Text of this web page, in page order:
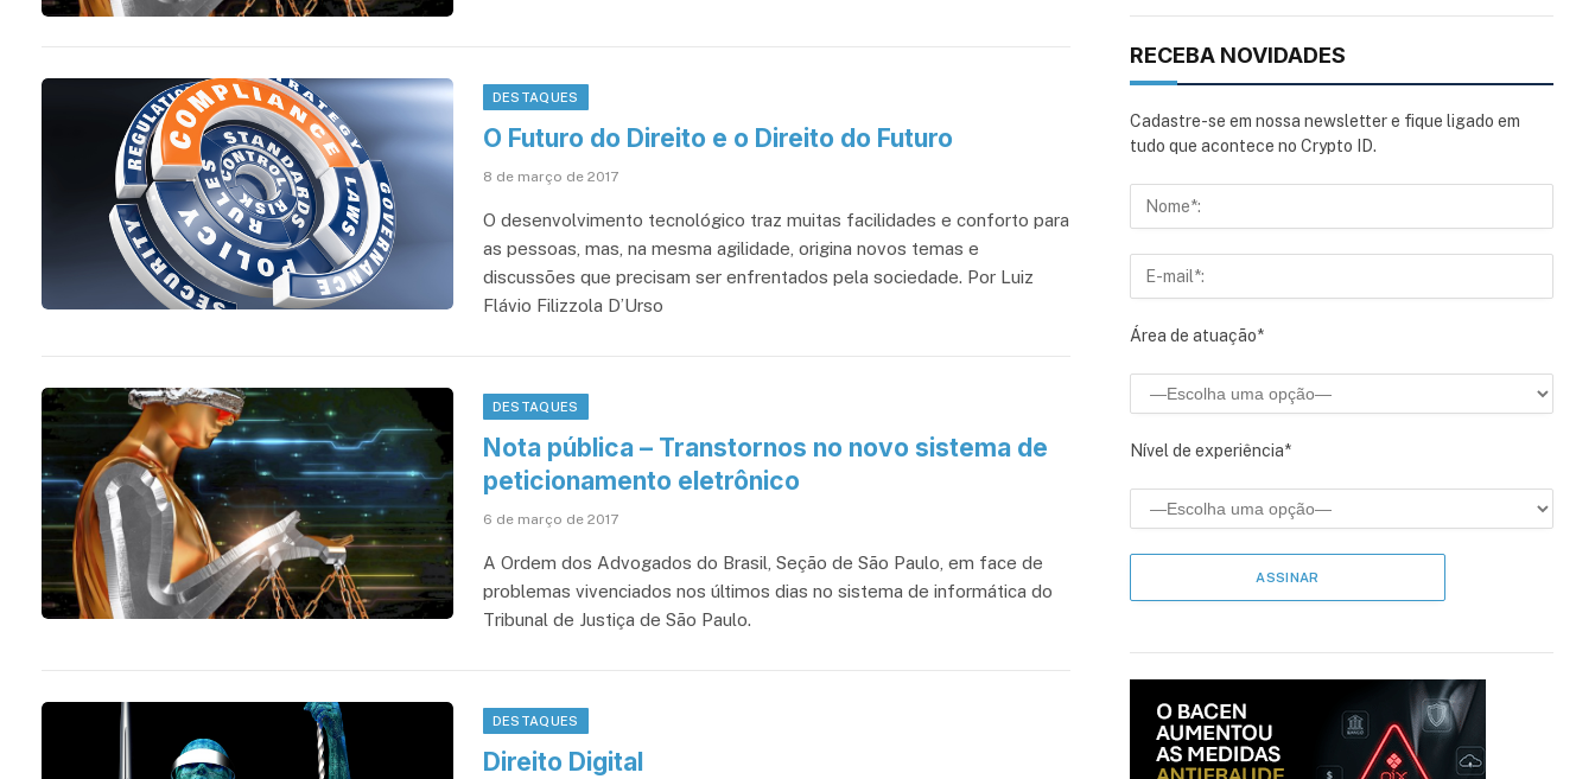
DESTAQUES
O Futuro do Direito e o Direito do Futuro
8 de março de 2017
O desenvolvimento tecnológico traz muitas facilidades e conforto para
as pessoas, mas, na mesma agilidade, origina novos temas e
discussões que precisam ser enfrentados pela sociedade. Por Luiz
Flávio Filizzola D’Urso
DESTAQUES
Nota pública – Transtornos no novo sistema de
peticionamento eletrônico
6 de março de 2017
A Ordem dos Advogados do Brasil, Seção de São Paulo, em face de
problemas vivenciados nos últimos dias no sistema de informática do
Tribunal de Justiça de São Paulo.
DESTAQUES
Direito Digital
RECEBA NOVIDADES
Cadastre-se em nossa newsletter e fique ligado em
tudo que acontece no Crypto ID.
Área de atuação*
Nível de experiência*